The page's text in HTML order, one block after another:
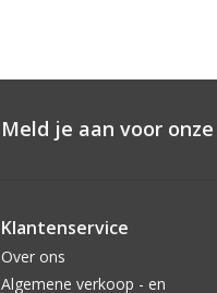
Meld je aan voor
Klantenservice
Over ons
Algemene verkoop - en